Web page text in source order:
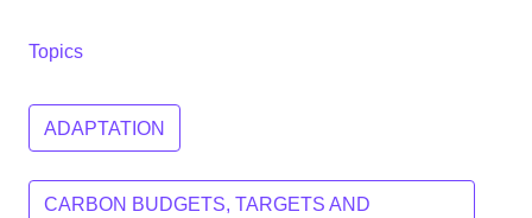
Topics
ADAPTATION
CARBON BUDGETS, TARGETS AND